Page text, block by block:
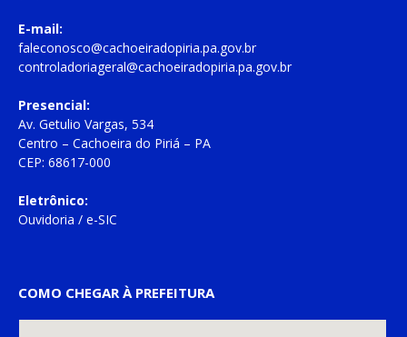
E-mail:
faleconosco@cachoeiradopiria.pa.gov.br
controladoriageral@cachoeiradopiria.pa.gov.br
Presencial:
Av. Getulio Vargas, 534
Centro – Cachoeira do Piriá – PA
CEP: 68617-000
Eletrônico:
Ouvidoria / e-SIC
COMO CHEGAR À PREFEITURA